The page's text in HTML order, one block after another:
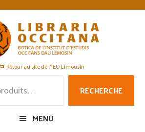
Retour au site de l'IEO Limousin
pour :
RECHERCHE
MENU